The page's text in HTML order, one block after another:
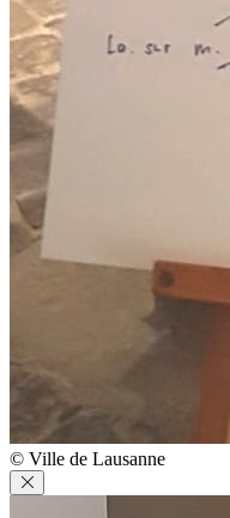
© Ville de Lausanne